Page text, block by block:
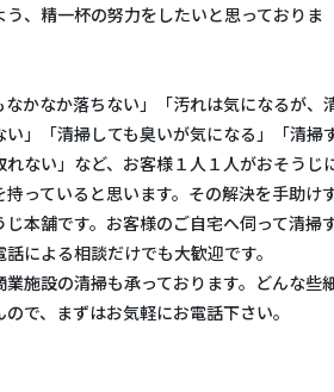
、精一杯の努力をしたいと思っておりま
なかなか落ちない」「汚れは気になるが、
」「清掃しても臭いが気になる」「清掃
れない」など、お客様１人１人がおそうじ
っていると思います。その解決を手助け
本舗です。お客様のご自宅へ伺って清掃
による相談だけでも大歓迎です。
施設の清掃も承っております。どんな些
で、まずはお気軽にお電話下さい。